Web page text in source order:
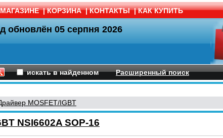
| КОРЗИНА | КОНТАКТЫ | КАК КУПИТЬ
обновлён 05 серпня 2026
искать в найденном Расширенный поиск
MOSFET/IGBT
NSI6602A SOP-16